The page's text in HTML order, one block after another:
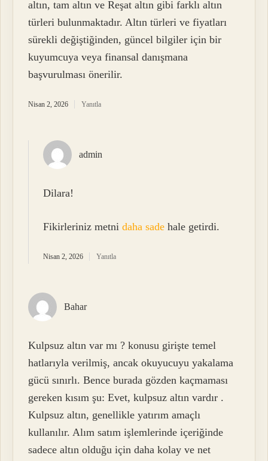
altın, tam altın ve Reşat altın gibi farklı altın
türleri bulunmaktadır. Altın türleri ve fiyatları
sürekli değiştiğinden, güncel bilgiler için bir
kuyumcuya veya finansal danışmana
başvurulması önerilir.
Nisan 2, 2026 Yanıtla
admin
Dilara!
Fikirleriniz metnidaha sade hale getirdi.
Nisan 2, 2026 Yanıtla
Bahar
Kulpsuz altın var mı ? konusu girişte temel
hatlarıyla verilmiş, ancak okuyucuyu yakalama
gücü sınırlı. Bence burada gözden kaçmaması
gereken kısım şu: Evet, kulpsuz altın vardır .
Kulpsuz altın, genellikle yatırım amaçlı
kullanılır. Alım satım işlemlerinde içeriğinde
sadece altın olduğu için daha kolay ve net